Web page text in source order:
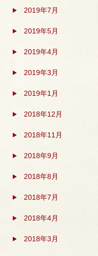
2019年7月
2019年5月
2019年4月
2019年3月
2019年1月
2018年12月
2018年11月
2018年9月
2018年8月
2018年7月
2018年4月
2018年3月